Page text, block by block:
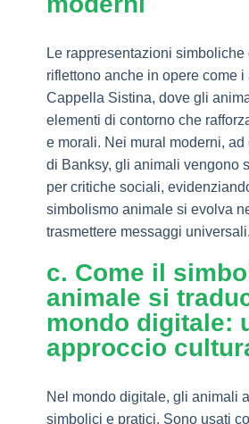
Le rappresentazioni
riflettono anche in opere come i
Cappella Sistina, dove gli
elementi di contorno che
e morali. Nei mural moderni,
di Banksy, gli animali vengono
per critiche sociali,
simbolismo animale si evolva
trasmettere messaggi universali.
c. Come il
animale si
mondo digitale:
approccio
Nel mondo digitale, gli animali
simbolici e pratici. Sono usati